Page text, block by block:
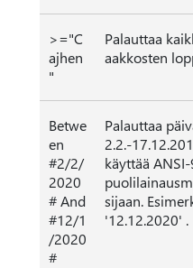
>="C
ajhen
"
Palauttaa
aakkosten
Betwe
en
#2/2/
2020
# And
#12/1
/2020
#
Palauttaa
2.2.-
käyttää
sijaan.
'12.12.2020' .